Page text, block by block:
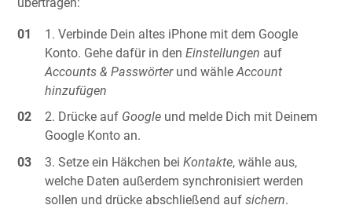
übertragen:
Verbinde Dein altes iPhone mit dem Google
Konto. Gehe dafür in denEinstellungen auf
Accounts & Passwörterund wähleAccount
hinzufügen
Drücke auf Google und melde Dich mit Deinem
Google Konto an.
Setze ein Häkchen beiKontakte, wähle aus,
welche Daten außerdem synchronisiert werden
sollen und drücke abschließend aufsichern.